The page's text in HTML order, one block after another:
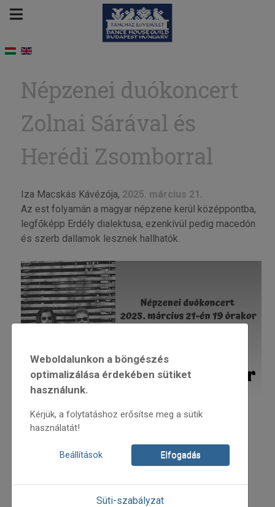
Népzenei duókoncert
Zolnai Sárával és
Herédi Zsomborral
Iza Macskás Kávézója, 2025. március 21.
Az est folyamán a magyar népzene kerül középpontba,
legfőképp Erdély dialektusa, ezenkívül pedig macedón
és szerb dallamok lesznek hallhatók.
Zolnai Sára - ének
Herédi Zsombor - harmonika
Várunk mindenkit sok szeretettel!
Weboldalunkon a böngészés
optimalizálása érdekében sütiket
használunk.
Kérjük, a folytatáshoz erősítse meg a sütik
használatát!
Beállítások Elfogadás
Süti-szabályzat